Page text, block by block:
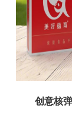
创意核